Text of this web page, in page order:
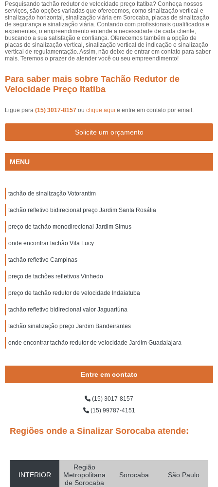
Pesquisando tachão redutor de velocidade preço Itatiba? Conheça nossos
serviços, são opções variadas que oferecemos, como sinalização vertical e
sinalização horizontal, sinalização viária em Sorocaba, placas de sinalização
de segurança e sinalização viária. Contando com profissionais qualificados e
experientes, o empreendimento entende a necessidade de cada cliente,
buscando a sua satisfação e confiança. Oferecemos também a opção de
placas de sinalização vertical, sinalização vertical de indicação e sinalização
vertical de regulamentação. Assim, não deixe de entrar em contato para saber
mais. Teremos o prazer de atender você ou seu empreendimento!
Para saber mais sobre Tachão Redutor de
Velocidade Preço Itatiba
Ligue para (15) 3017-8157 ou clique aqui e entre em contato por email.
Solicite um orçamento
MENU
tachão de sinalização Votorantim
tachão refletivo bidirecional preço Jardim Santa Rosália
preço de tachão monodirecional Jardim Simus
onde encontrar tachão Vila Lucy
tachão refletivo Campinas
preço de tachões refletivos Vinhedo
preço de tachão redutor de velocidade Indaiatuba
tachão refletivo bidirecional valor Jaguariúna
tachão sinalização preço Jardim Bandeirantes
onde encontrar tachão redutor de velocidade Jardim Guadalajara
Entre em contato
(15) 3017-8157
(15) 99787-4151
Regiões onde a Sinalizar Sorocaba atende:
INTERIOR
Região
Metropolitana
de Sorocaba
Sorocaba São Paulo